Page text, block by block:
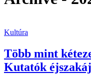
Kultúra
Több mint
Kutatók